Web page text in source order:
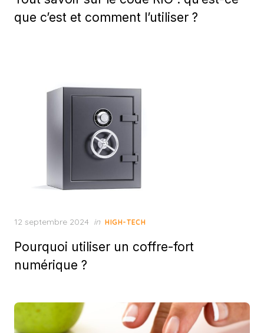
que c’est et comment l’utiliser ?
Posted
12 septembre 2024 in HIGH-TECH
Pourquoi utiliser un coffre-fort
numérique ?